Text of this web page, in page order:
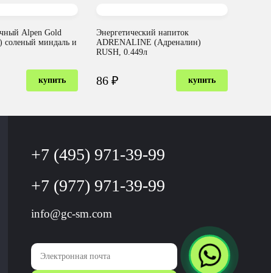
Alpen Gold
соленый миндаль и
купить
Энергетический напиток
ADRENALINE (Адреналин)
RUSH, 0.449л
86 ₽ купить
+7 (495) 971-39-99
+7 (977) 971-39-99
info@gc-sm.com